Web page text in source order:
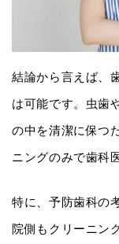
結論から言えば、
は可能です。虫歯
の中を清潔に保つ
ニングのみで歯科
特に、予防歯科の
院側もクリーニン